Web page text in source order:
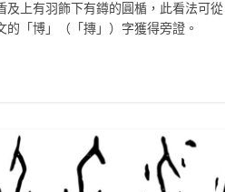
及上有羽飾下有鐏的圓楯，此看法可從
的「博」（「摶」）字獲得旁證。